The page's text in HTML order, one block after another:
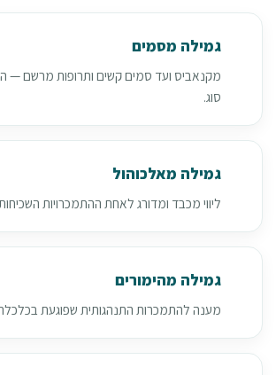
גמילה מסמים
מקנאביס ועד סמים קשים ותרופות מרשם —
סוג.
גמילה מאלכוהול
ליווי מכבד ומדורג לאחת ההתמכרויות
גמילה מהימורים
מענה להתמכרות התנהגותית שפוגעת